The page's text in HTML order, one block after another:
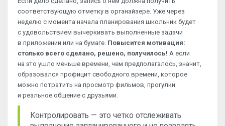
соответствующую отметку в органайзере. Уже через
неделю с момента начала планирования школьник будет
с удовольствием вычеркивать выполненные задачи
в приложении или на бумаге. Повысится мотивация:
столько всего сделано, решено, получилось! А если
на это ушло меньше времени, чем предполагалось, значит,
образовался профицит свободного времени, которое
можно потратить на просмотр фильмов, прогулки
и реальное общение с друзьями.
Контролировать — это четко отслеживать